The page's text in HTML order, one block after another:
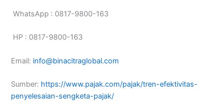
WhatsApp : 0817-9800-163
HP : 0817-9800-163
Email: info@binacitraglobal.com
Sumber: https://www.pajak.com/pajak/tren-efektivitas-
penyelesaian-sengketa-pajak/